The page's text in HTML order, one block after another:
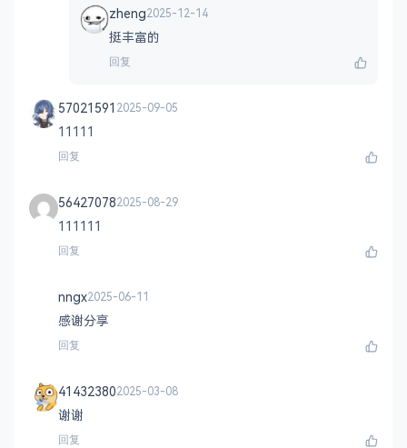
zheng2025-12-14
挺丰富的
回复
57021591 2025-09-05
11111
回复
564270782025-08-29
111111
回复
nngx2025-06-11
感谢分享
回复
414323802025-03-08
谢谢
回复